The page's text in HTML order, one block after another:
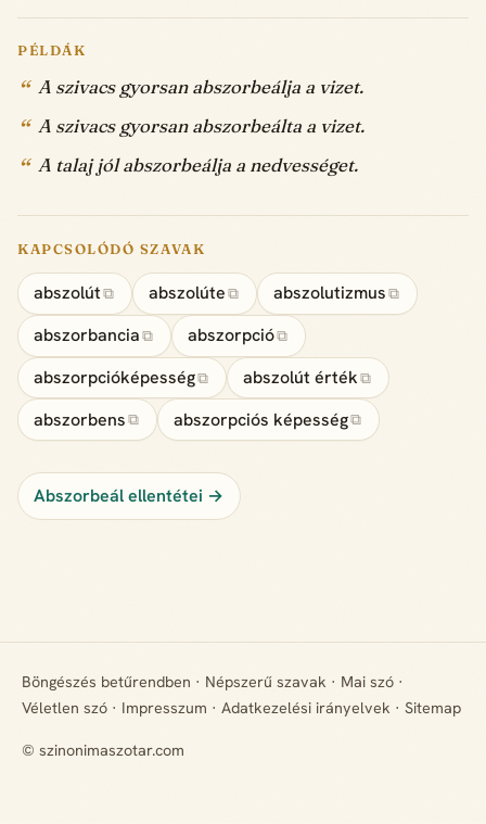
PÉLDÁK
A szivacs gyorsan abszorbeálja a vizet.
A szivacs gyorsan abszorbeálta a vizet.
A talaj jól abszorbeálja a nedvességet.
KAPCSOLÓDÓ SZAVAK
abszolút ⧉ abszolúte ⧉ abszolutizmus ⧉
abszorbancia ⧉ abszorpció⧉
abszorpcióképesség⧉ abszolút érték ⧉
abszorbens ⧉ abszorpciós képesség⧉
Abszorbeál ellentétei →
Böngészés betűrendben · Népszerű szavak · Mai szó ·
Véletlen szó · Impresszum · Adatkezelési irányelvek · Sitemap
© szinonimaszotar.com